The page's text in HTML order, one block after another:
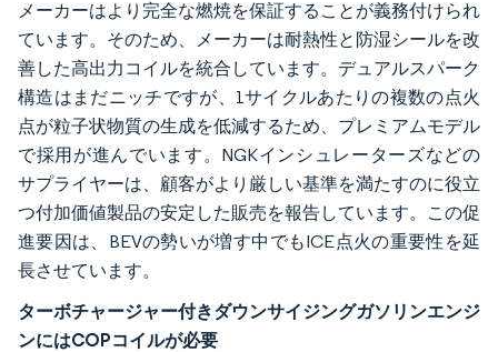
メーカーはより完全な燃焼を保証することが義務付けられ
ています。そのため、メーカーは耐熱性と防湿シールを改
善した高出力コイルを統合しています。デュアルスパーク
構造はまだニッチですが、1サイクルあたりの複数の点火
点が粒子状物質の生成を低減するため、プレミアムモデル
で採用が進んでいます。NGKインシュレーターズなどの
サプライヤーは、顧客がより厳しい基準を満たすのに役立
つ付加価値製品の安定した販売を報告しています。この促
進要因は、BEVの勢いが増す中でもICE点火の重要性を延
長させています。
ターボチャージャー付きダウンサイジングガソリンエンジ
ンにはCOPコイルが必要